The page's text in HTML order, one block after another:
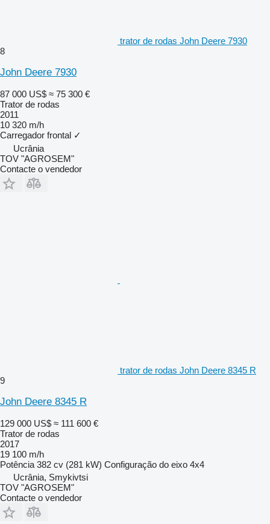
trator de rodas John Deere 7930
8
John Deere 7930
87 000 US$ ≈ 75 300 €
Trator de rodas
2011
10 320 m/h
Carregador frontal ✓
Ucrânia
TOV "AGROSEM"
Contacte o vendedor
trator de rodas John Deere 8345 R
9
John Deere 8345 R
129 000 US$ ≈ 111 600 €
Trator de rodas
2017
19 100 m/h
Potência 382 cv (281 kW) Configuração do eixo 4x4
Ucrânia, Smykivtsi
TOV "AGROSEM"
Contacte o vendedor